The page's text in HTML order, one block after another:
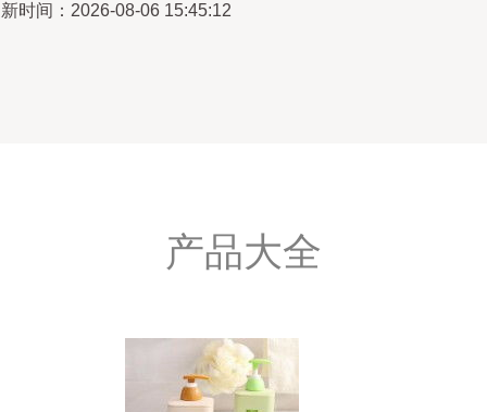
时间：2026-08-06 15:45:12
产品大全